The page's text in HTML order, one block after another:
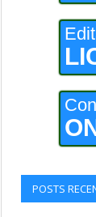
POSTS